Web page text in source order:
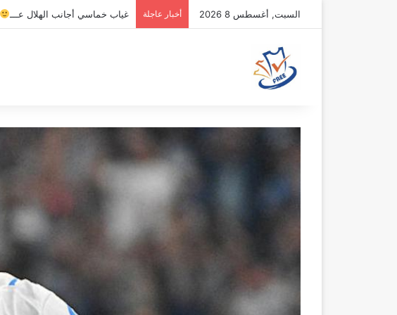
السبت, أغسطس 8 2026 أخبار عاجلة غياب خماسي أجانب الهلال عـــ